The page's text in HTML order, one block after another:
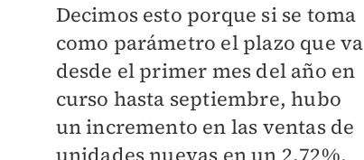
Decimos esto porque si se toma
como parámetro el plazo que va
desde el primer mes del año en
curso hasta septiembre, hubo
un incremento en las ventas de